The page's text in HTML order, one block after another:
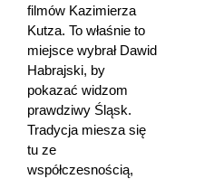
filmów Kazimierza
Kutza. To właśnie to
miejsce wybrał Dawid
Habrajski, by
pokazać widzom
prawdziwy Śląsk.
Tradycja miesza się
tu ze
współczesnością,